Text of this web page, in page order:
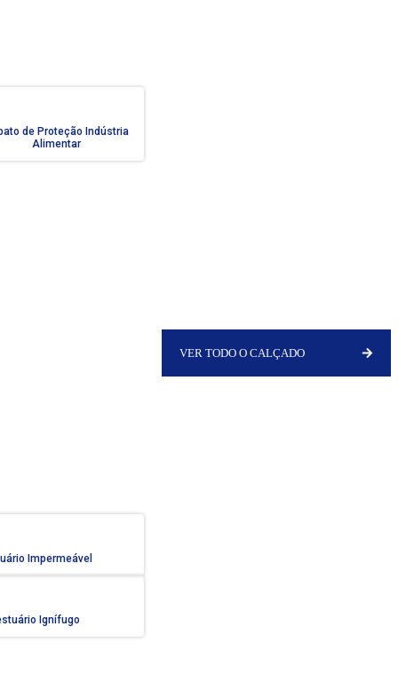
de Proteção Indústria
Alimentar
VER TODO O CALÇADO
Impermeável
Ignífugo